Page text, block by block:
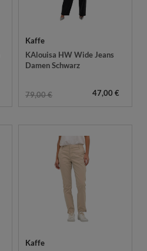
Kaffe
KAlouisa HW Wide Jeans
Damen Schwarz
79,00 € 47,00 €
Kaffe